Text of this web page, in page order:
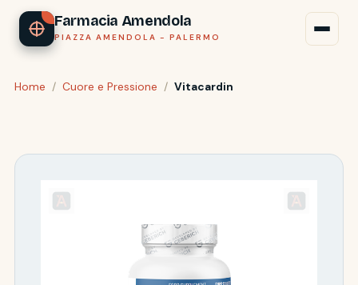
Farmacia Amendola
PIAZZA AMENDOLA - PALERMO
Home / Cuore e Pressione / Vitacardin